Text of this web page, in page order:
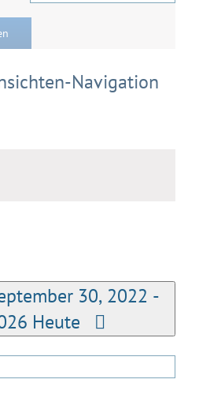
Navigation
30, 2022 -
Heute